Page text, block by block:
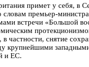
примет у себя, в
премьер-
встречи «Большой
в частности, снятие
крупнейшими
и ЕС.